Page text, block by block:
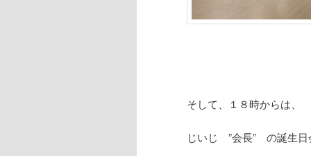
そして、１８時からは、
じいじ ”会長” の誕生日